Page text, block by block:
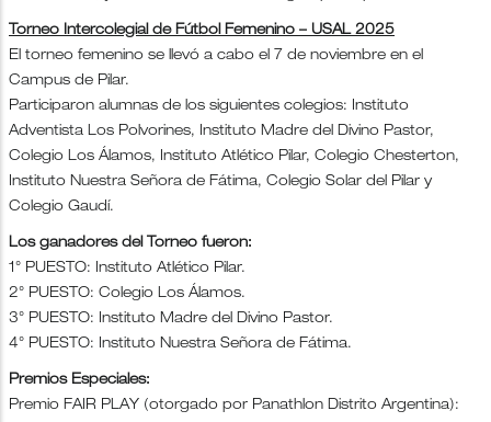
Torneo Intercolegial de Fútbol Femenino – USAL 2025
El torneo femenino se llevó a cabo el 7 de noviembre en el
Campus de Pilar.
Participaron alumnas de los siguientes colegios: Instituto
Adventista Los Polvorines, Instituto Madre del Divino Pastor,
Colegio Los Álamos, Instituto Atlético Pilar, Colegio Chesterton,
Instituto Nuestra Señora de Fátima, Colegio Solar del Pilar y
Colegio Gaudí.
Los ganadores del Torneo fueron:
1° PUESTO: Instituto Atlético Pilar.
2° PUESTO: Colegio Los Álamos.
3° PUESTO: Instituto Madre del Divino Pastor.
4° PUESTO: Instituto Nuestra Señora de Fátima.
Premios Especiales:
Premio FAIR PLAY (otorgado por Panathlon Distrito Argentina):